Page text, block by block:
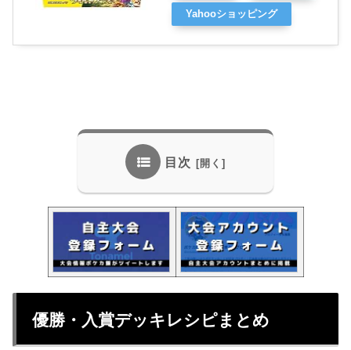
Yahooショッピング
目次
優勝・入賞デッキレシピまとめ